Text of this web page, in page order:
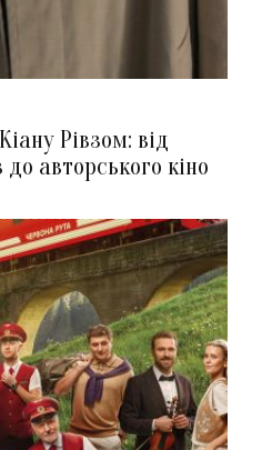
Рівзом: від
авторського кіно